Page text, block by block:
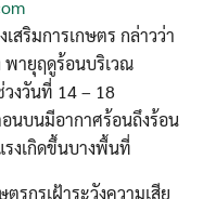
สริมการเกษตร กล่าวว่า
พายุฤดูร้อนบริเวณ
งวันที่ 14 – 18
นบนมีอากาศร้อนถึงร้อน
งเกิดขึ้นบางพื้นที่
รกรเฝ้าระวังความเสีย